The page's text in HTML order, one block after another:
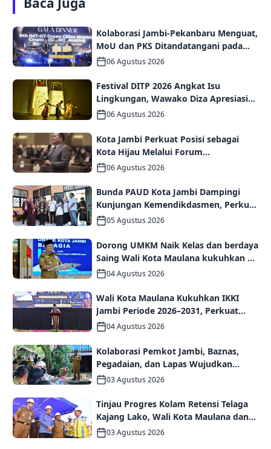
Kolaborasi Jambi-Pekanbaru Menguat,
MoU dan PKS Ditandatangani pada
Gala Dinner GCMC IMT-GT ke-9 Tahun
06 Agustus 2026
Festival DITP 2026 Angkat Isu
Lingkungan, Wawako Diza Apresiasi
Karya Seniman Jambi
06 Agustus 2026
Kota Jambi Perkuat Posisi sebagai
Kota Hijau Melalui Forum
Internasional IMT-GT GCMC 2026
06 Agustus 2026
Bunda PAUD Kota Jambi Dampingi
Kunjungan Kemendikdasmen, Perkuat
Kolaborasi Wujudkan PAUD
Berkualitas dan Generasi Emas 2045
05 Agustus 2026
Dorong UMKM Naik Kelas dan berdaya
Saing Wali Kota Maulana kukuhkan 35
kelompok UMKM Binaan
04 Agustus 2026
Wali Kota Maulana Kukuhkan IKKI
Jambi Periode 2026–2031, Perkuat
Persaudaraan dan Kolaborasi dalam
Keberagaman
04 Agustus 2026
Kolaborasi Pemkot Jambi, Baznas,
Pegadaian, dan Lapas Wujudkan
Rumah Layak Huni bagi Warga Kurang
03 Agustus 2026
Tinjau Progres Kolam Retensi Telaga
Kajang Lako, Wali Kota Maulana dan
Komisi V DPR RI Optimistis Kota Jambi
Semakin Dekat Bebas Banjir
03 Agustus 2026